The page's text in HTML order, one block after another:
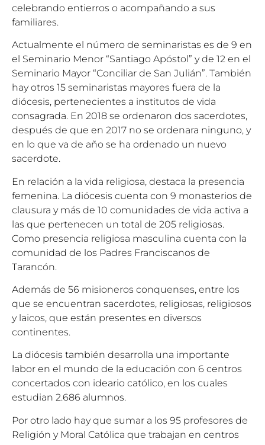
celebrando entierros o acompañando a sus
familiares.
Actualmente el número de seminaristas es de 9 en
el Seminario Menor “Santiago Apóstol” y de 12 en el
Seminario Mayor “Conciliar de San Julián”. También
hay otros 15 seminaristas mayores fuera de la
diócesis, pertenecientes a institutos de vida
consagrada. En 2018 se ordenaron dos sacerdotes,
después de que en 2017 no se ordenara ninguno, y
en lo que va de año se ha ordenado un nuevo
sacerdote.
En relación a la vida religiosa, destaca la presencia
femenina. La diócesis cuenta con 9 monasterios de
clausura y más de 10 comunidades de vida activa a
las que pertenecen un total de 205 religiosas.
Como presencia religiosa masculina cuenta con la
comunidad de los Padres Franciscanos de
Tarancón.
Además de 56 misioneros conquenses, entre los
que se encuentran sacerdotes, religiosas, religiosos
y laicos, que están presentes en diversos
continentes.
La diócesis también desarrolla una importante
labor en el mundo de la educación con 6 centros
concertados con ideario católico, en los cuales
estudian 2.686 alumnos.
Por otro lado hay que sumar a los 95 profesores de
Religión y Moral Católica que trabajan en centros